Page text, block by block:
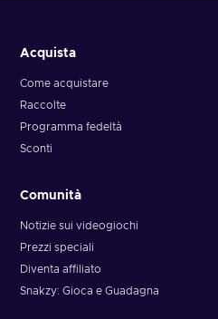
Acquista
Come acquistare
Raccolte
Programma fedeltà
Sconti
Comunità
Notizie sui videogiochi
Prezzi speciali
Diventa affiliato
Snakzy: Gioca e Guadagna